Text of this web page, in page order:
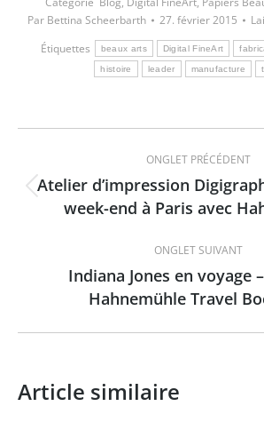
Par Bettina Scheerbarth 27. février 2015
Étiquettes
beaux arts Digital FineArt
histoire leader manufacture
Navigation
de
commentaire
ONGLET PRÉCÉDENT
Onglet
précédent
Atelier d’impression
week-end à Paris avec
ONGLET SUIVANT
Onglet
suivant
Indiana Jones en voyage
Hahnemühle Travel
Article similaire